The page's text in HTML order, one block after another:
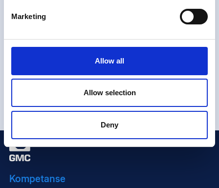
Marketing
Allow all
Allow selection
Deny
Vi kontakter deg snart, vanligvis innen 24 timer på
numrene ovenfor i kontaktlisten.
Kompetanse